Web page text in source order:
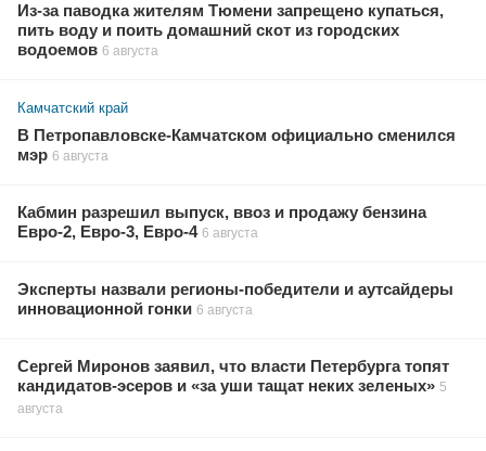
Из-за паводка жителям Тюмени запрещено купаться,
пить воду и поить домашний скот из городских
водоемов 6 августа
Камчатский край
В Петропавловске-Камчатском официально сменился
мэр 6 августа
Кабмин разрешил выпуск, ввоз и продажу бензина
Евро-2, Евро-3, Евро-4 6 августа
Эксперты назвали регионы-победители и аутсайдеры
инновационной гонки 6 августа
Сергей Миронов заявил, что власти Петербурга топят
кандидатов-эсеров и «за уши тащат неких зеленых» 5
августа